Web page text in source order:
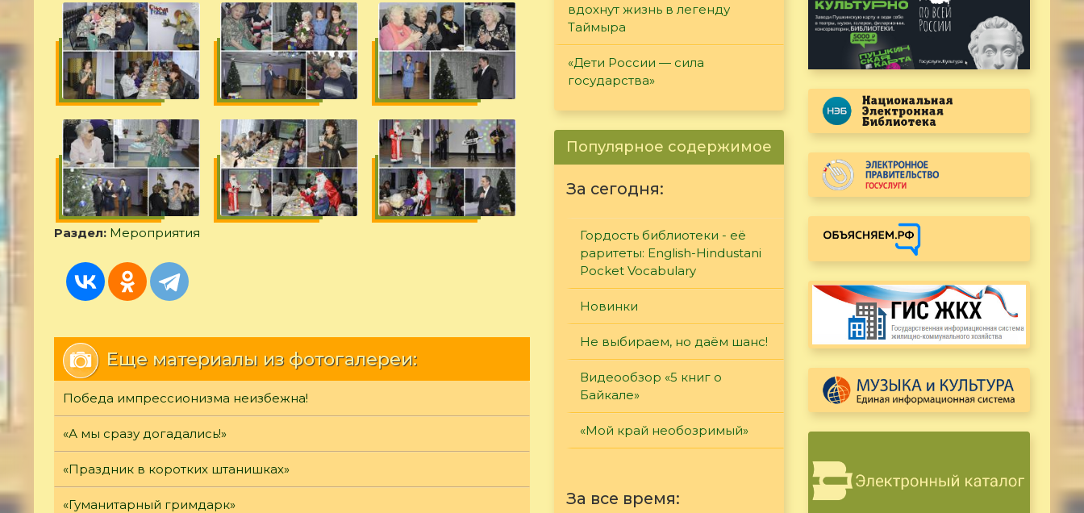
Раздел: Мероприятия
Еще материалы из фотогалереи:
Победа импрессионизма неизбежна!
«А мы сразу догадались!»
«Праздник в коротких штанишках»
«Гуманитарный гримдарк»
вдохнут жизнь в легенду
Таймыра
«Дети России — сила
государства»
Популярное содержимое
За сегодня:
Гордость библиотеки - её
раритеты: English-Hindustani
Pocket Vocabulary
Новинки
Не выбираем, но даём шанс!
Видеообзор «5 книг о
Байкале»
«Мой край необозримый»
За все время: